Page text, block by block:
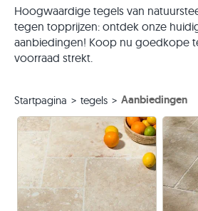
Hoogwaardige tegels van
tegen topprijzen: ontdek onze
aanbiedingen! Koop nu goedkope
voorraad strekt.
Startpagina tegels Aanbiedingen